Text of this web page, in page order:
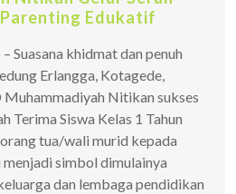
Parenting Edukatif
Suasana khidmat dan penuh
Erlangga, Kotagede,
Muhammadiyah Nitikan sukses
Terima Siswa Kelas 1 Tahun
tua/wali murid kepada
simbol dimulainya
dan lembaga pendidikan